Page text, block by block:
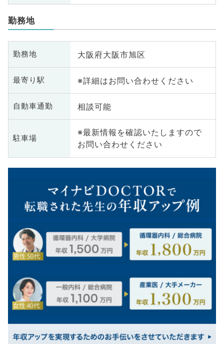
勤務地
勤務地 大阪府大阪市旭区
最寄り駅 ※詳細はお問い合わせください
自動車通勤 相談可能
駐車場
※最新情報を確認いたしますので
お問い合わせください